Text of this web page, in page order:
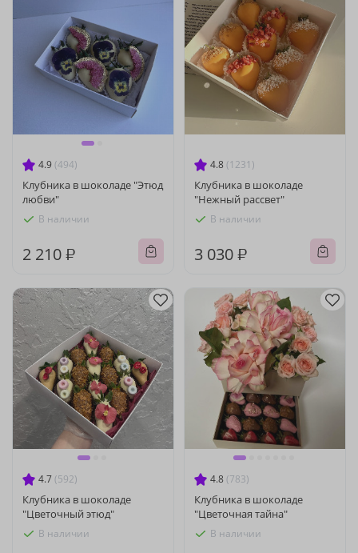
4.9 (494)
Клубника в шоколаде "Этюд
любви"
В наличии
2 210 ₽
4.8 (1231)
Клубника в шоколаде
"Нежный рассвет"
В наличии
3 030 ₽
4.7 (592)
Клубника в шоколаде
"Цветочный этюд"
В наличии
4.8 (783)
Клубника в шоколаде
"Цветочная тайна"
В наличии